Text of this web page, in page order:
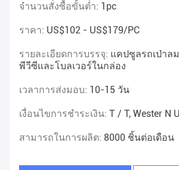
จำนวนสั่งซื้อขั้นต่ำ: 1pc
ราคา: US$102 - US$179/PC
รายละเอียดการบรรจุ: แคปซูลรถเป่าล
พีวีซีและโบลเวอร์ในกล่อง
เวลาการส่งมอบ: 10-15 วัน
เงื่อนไขการชำระเงิน: T / T, Wester N
สามารถในการผลิต: 8000 ชิ้นต่อเดือน